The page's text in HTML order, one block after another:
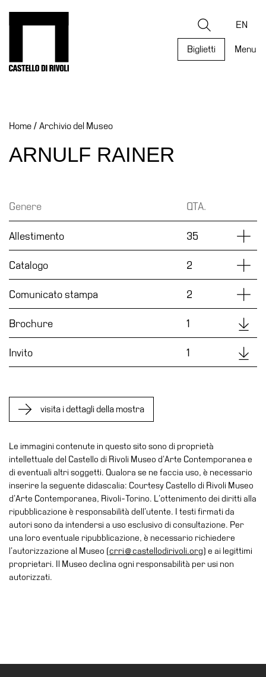
Ricerca EN
Biglietti Menu
Eventi
Archivi
del
Digitale
Collezione
Accessibilità
Educazione
Educazione
News
Dipartimento
Educazione
Famiglie
Visite
guidate
Progetto
Summer
School
Progetti
Speciali
Ricerca
Home / Archivio del Museo
ARNULF RAINER
Genere QTA.
Allestimento 35
Catalogo 2
Comunicato stampa 2
Brochure 1
Invito 1
visita i dettagli della mostra
Le immagini contenute in questo sito sono di proprietà
intellettuale del Castello di Rivoli Museo d’Arte Contemporanea e
di eventuali altri soggetti. Qualora se ne faccia uso, è necessario
inserire la seguente didascalia: Courtesy Castello di Rivoli Museo
d’Arte Contemporanea, Rivoli-Torino. L’ottenimento dei diritti alla
ripubblicazione è responsabilità dell’utente. I testi firmati da
autori sono da intendersi a uso esclusivo di consultazione. Per
una loro eventuale ripubblicazione, è necessario richiedere
l’autorizzazione al Museo (crri@castellodirivoli.org) e ai legittimi
proprietari. Il Museo declina ogni responsabilità per usi non
autorizzati.